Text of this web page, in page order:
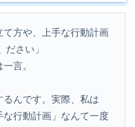
て方や、上手な行動計画
さい」
言。
んです。実際、私は
な行動計画」なんて一度